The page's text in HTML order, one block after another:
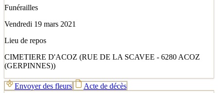
Funérailles
Vendredi 19 mars 2021
Lieu de repos
CIMETIERE D'ACOZ (RUE DE LA SCAVEE - 6280 ACOZ
(GERPINNES))
Envoyer des fleurs Acte de décès